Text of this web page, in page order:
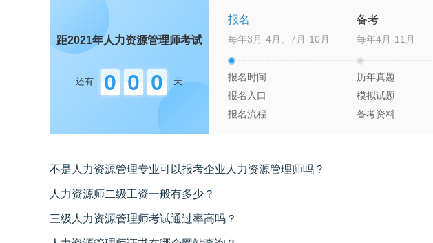
距2021年人力资源管理师考试
还有 0 0 0 天
报名
每年3月-4月、7月-10月
报名时间
报名入口
报名流程
备考
每年4月-11月
历年真题
模拟试题
备考资料
不是人力资源管理专业可以报考企业人力资源管理师吗？
人力资源师二级工资一般有多少？
三级人力资源管理师考试通过率高吗？